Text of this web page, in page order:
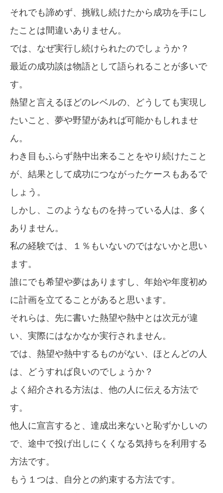
それでも諦めず、挑戦し続けたから成功を手にし
たことは間違いありません。
では、なぜ実行し続けられたのでしょうか？
最近の成功談は物語として語られることが多いで
す。
熱望と言えるほどのレベルの、どうしても実現し
たいこと、夢や野望があれば可能かもしれませ
ん。
わき目もふらず熱中出来ることをやり続けたこと
が、結果として成功につながったケースもあるで
しょう。
しかし、このようなものを持っている人は、多く
ありません。
私の経験では、１％もいないのではないかと思い
ます。
誰にでも希望や夢はありますし、年始や年度初め
に計画を立てることがあると思います。
それらは、先に書いた熱望や熱中とは次元が違
い、実際にはなかなか実行されません。
では、熱望や熱中するものがない、ほとんどの人
は、どうすれば良いのでしょうか？
よく紹介される方法は、他の人に伝える方法で
す。
他人に宣言すると、達成出来ないと恥ずかしいの
で、途中で投げ出しにくくなる気持ちを利用する
方法です。
もう１つは、自分との約束する方法です。